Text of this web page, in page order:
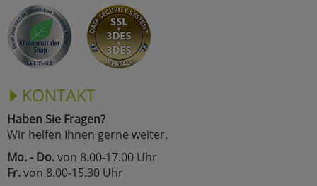
KONTAKT
Haben Sie Fragen?
Wir helfen Ihnen gerne weiter.
Mo. - Do.von 8.00-17.00 Uhr
Fr.von 8.00-15.30 Uhr